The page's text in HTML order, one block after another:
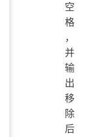
空
格
，
并
输
出
移
除
后